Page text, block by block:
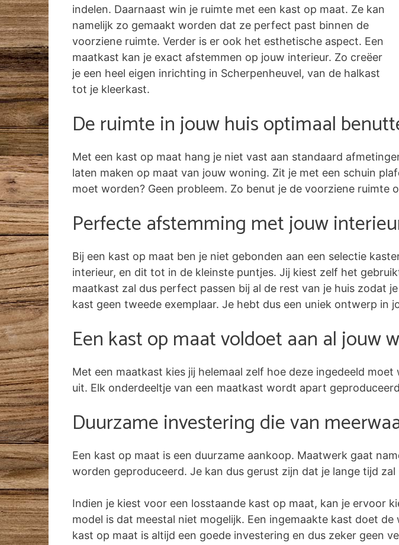
indelen. Daarnaast win je ruimte met een kast op maat. Ze kan
namelijk zo gemaakt worden dat ze perfect past binnen de
voorziene ruimte. Verder is er ook het esthetische aspect. Een
maatkast kan je exact afstemmen op jouw interieur. Zo creëer
je een heel eigen inrichting in Scherpenheuvel, van de halkast
tot je kleerkast.
De ruimte in jouw huis optimaal
Met een kast op maat hang je niet vast aan standaard
laten maken op maat van jouw woning. Zit je met een schuin
moet worden? Geen probleem. Zo benut je de voorziene ruimte
Perfecte afstemming met jouw
Bij een kast op maat ben je niet gebonden aan een selectie
interieur, en dit tot in de kleinste puntjes. Jij kiest zelf het
maatkast zal dus perfect passen bij al de rest van je huis zodat
kast geen tweede exemplaar. Je hebt dus een uniek ontwerp in
Een kast op maat voldoet aan al jouw
Met een maatkast kies jij helemaal zelf hoe deze ingedeeld
uit. Elk onderdeeltje van een maatkast wordt apart
Duurzame investering die van
Een kast op maat is een duurzame aankoop. Maatwerk gaat
worden geproduceerd. Je kan dus gerust zijn dat je lange tijd
Indien je kiest voor een losstaande kast op maat, kan je ervoor
model is dat meestal niet mogelijk. Een ingemaakte kast doet
kast op maat is altijd een goede investering en dus zeker geen